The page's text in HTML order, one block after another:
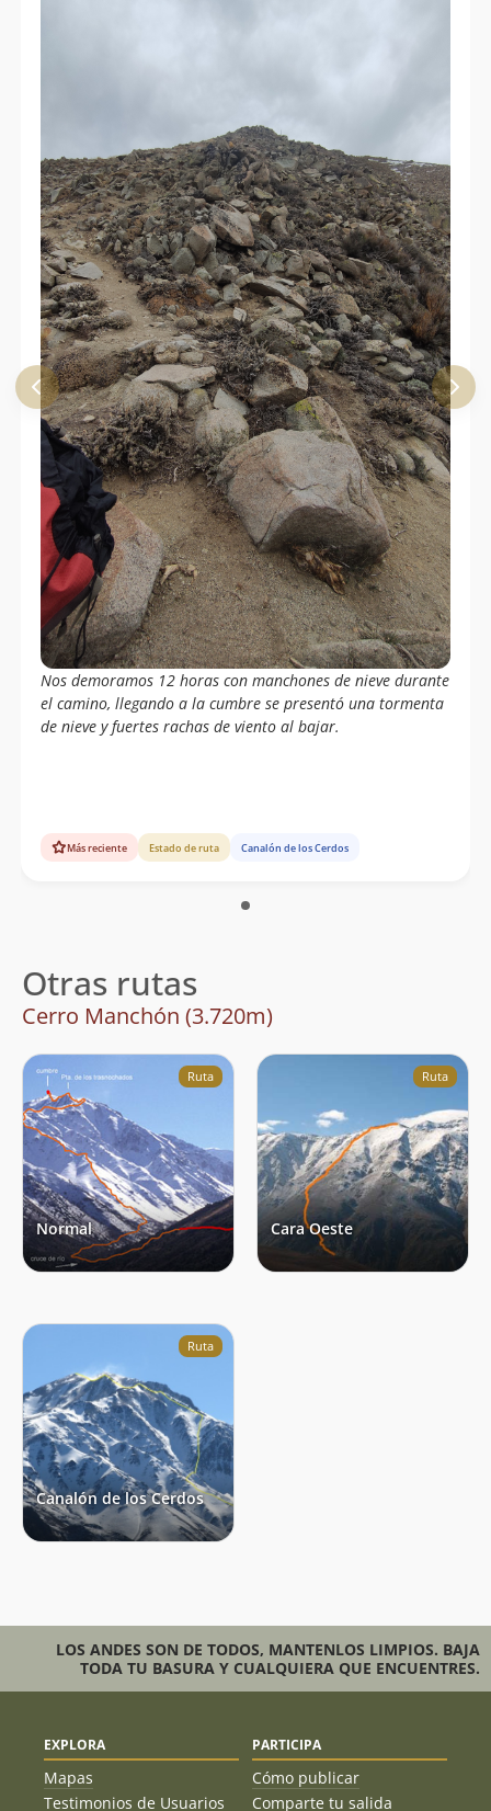
Nos demoramos 12 horas con manchones de nieve durante
el camino, llegando a la cumbre se presentó una tormenta
de nieve y fuertes rachas de viento al bajar.
Más reciente Estado de ruta Canalón de los Cerdos
Otras rutas
Cerro Manchón (3.720m)
Ruta
Normal
Ruta
Cara Oeste
Ruta
Canalón de los Cerdos
LOS ANDES SON DE TODOS, MANTENLOS LIMPIOS. BAJA
TODA TU BASURA Y CUALQUIERA QUE ENCUENTRES.
EXPLORA
Mapas
Testimonios de Usuarios
PARTICIPA
Cómo publicar
Comparte tu salida